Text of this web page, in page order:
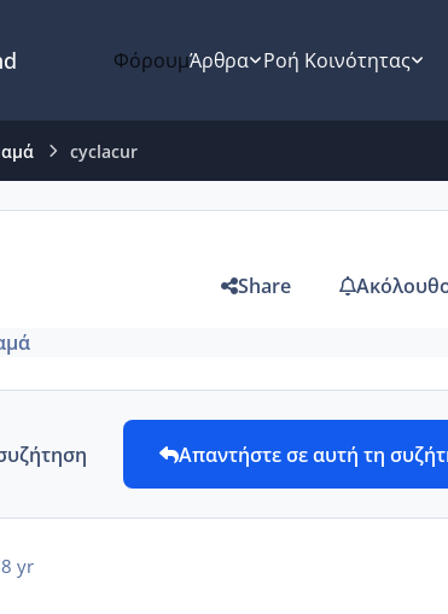
ΦόρουμΆρθρα Ροή Κοινότητας
cyclacur
Share
Απαντήστε σε αυτή τη
8 yr